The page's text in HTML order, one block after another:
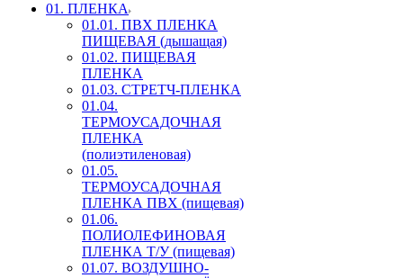
01. ПЛЕНКА
01.01. ПВХ ПЛЕНКА
ПИЩЕВАЯ (дышащая)
01.02. ПИЩЕВАЯ
ПЛЕНКА
01.03. СТРЕТЧ-ПЛЕНКА
01.04.
ТЕРМОУСАДОЧНАЯ
ПЛЕНКА
(полиэтиленовая)
01.05.
ТЕРМОУСАДОЧНАЯ
ПЛЕНКА ПВХ (пищевая)
01.06.
ПОЛИОЛЕФИНОВАЯ
ПЛЕНКА Т/У (пищевая)
01.07. ВОЗДУШНО-